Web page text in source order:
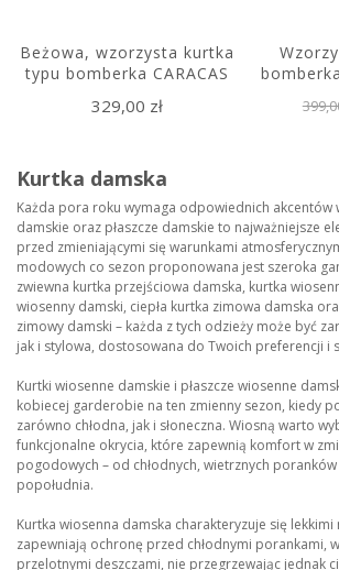
Beżowa, wzorzysta kurtka
typu bomberka CARACAS
329,00 zł
Kurtka damska
Każda pora roku wymaga odpowiednich akcentów
damskie oraz płaszcze damskie to najważniejsze
przed zmieniającymi się warunkami
modowych co sezon proponowana jest szeroka
zwiewna kurtka przejściowa damska, kurtka
wiosenny damski, ciepła kurtka zimowa damska
zimowy damski – każda z tych odzieży może być
jak i stylowa, dostosowana do Twoich preferencji i
Kurtki wiosenne damskie i płaszcze wiosenne
kobiecej garderobie na ten zmienny sezon, kiedy
zarówno chłodna, jak i słoneczna. Wiosną warto
funkcjonalne okrycia, które zapewnią komfort w
pogodowych – od chłodnych, wietrznych
popołudnia.
Kurtka wiosenna damska charakteryzuje się lekkimi
zapewniają ochronę przed chłodnymi porankami,
przelotnymi deszczami, nie przegrzewając jednak